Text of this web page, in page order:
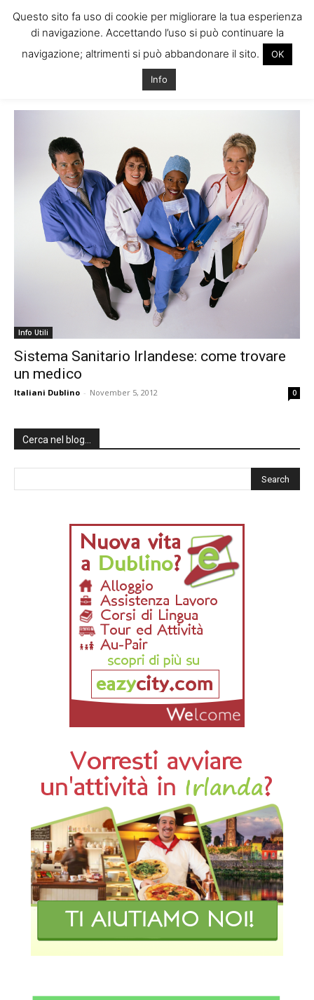
Tag: documenti medico irlanda
Info Utili
Sistema Sanitario Irlandese: come trovare
un medico
Italiani Dublino - November 5, 2012 0
Cerca nel blog…
Questo sito fa uso di cookie per migliorare la tua esperienza
di navigazione. Accettando l’uso si può continuare la
navigazione; altrimenti si può abbandonare il sito.
OK
Info